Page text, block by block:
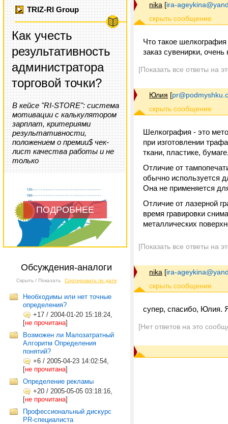
TRIZ-RI Group
Как учесть
результативность
администратора
торговой точки?
В кейсе "RI-STORE": система
мотивации с калькулятором
зарплат, критериями
результативности,
положением о премии$ чек-
лист качества работы и не
только
ПОДРОБНЕЕ
Обсуждения-аналоги
Скрыть / Показать Сортировать по дате
Необходимы или нет точные
определения?
+17 / 2004-01-20 15:18:24,
[не прочитана]
Возможен ли Малозатратный
Алгоритм Определения
понятий?
+6 / 2005-04-23 14:02:54,
[не прочитана]
Определение рекламы
+20 / 2005-05-05 03:18:16,
[не прочитана]
Профессиональный дискурс
PR-специалиста
nika [ira-
Что такое
заказ сувенирки,
[Показать все ответы на
Юлия [
Шелкография - это
при изготовлении
ткани, пластике,
Отличие от
обычно используется
Она не применяется
Отличие от лазерной
время гравировки
металлических
[Показать все ответы на
nika [ira-
супер, спасибо, Юлия.
[Нет ответов на это